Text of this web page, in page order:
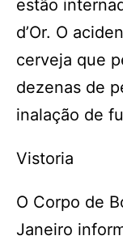
estão
d’Or. O
cerveja que
dezenas de
inalação de
Vistoria
O Corpo de
Janeiro